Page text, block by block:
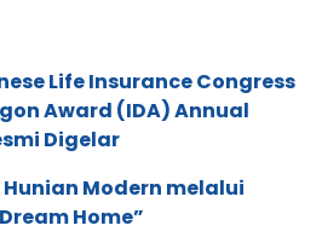
Life Insurance Congress
Award (IDA) Annual
Digelar
Modern melalui
Home”